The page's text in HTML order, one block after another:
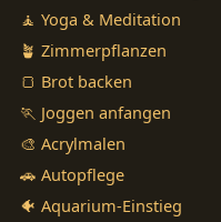
🧘 Yoga & Meditation
🪴 Zimmerpflanzen
🍞 Brot backen
🏃 Joggen anfangen
🎨 Acrylmalen
🚗 Autopflege
🐠 Aquarium-Einstieg